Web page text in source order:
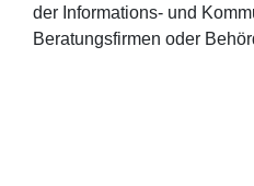
der Informations- und
Beratungsfirmen oder